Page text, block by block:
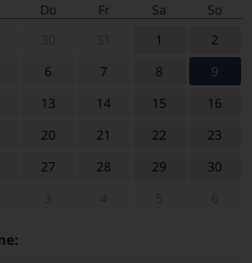
Do Fr Sa
So
1
2
6 7 8
9
13 14 15
16
20 21 22
23
27 28 29
30